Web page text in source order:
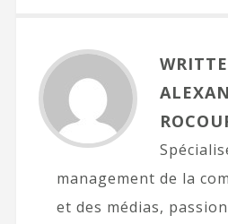
management de la
et des médias,